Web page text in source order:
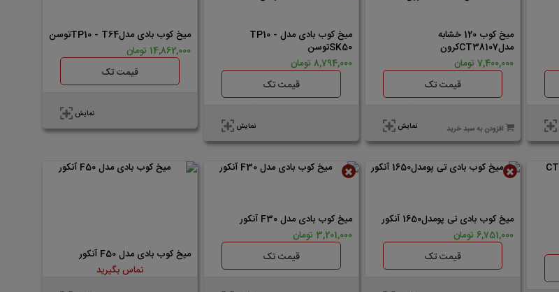
ميخ کوب 120 خشابه
مدلCT38107کرون
7,400,000 تومان
قیمت تک
افزودن به سبد خرید نمایش
میخ کوب بادی مدل TP10 -
SK50توسن
8,794,000 تومان
قیمت تک
نمایش
میخ کوب بادی مدلTP10 - T64توسن
14,862,000 تومان
قیمت تک
نمایش
میخ کوب بادی تی پومدل1650 آنکور
6,751,000 تومان
قیمت تک
میخ کوب بادی مدل F30 آنکور
3,201,000 تومان
قیمت تک
میخ کوب بادی مدل F50 آنکور
تماس بگیرید